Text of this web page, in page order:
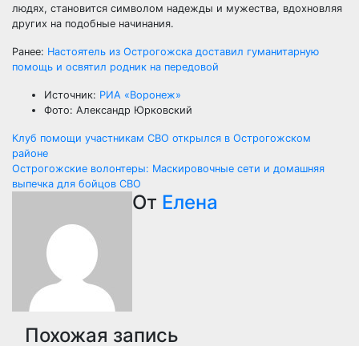
людях, становится символом надежды и мужества, вдохновляя
других на подобные начинания.
Ранее: Настоятель из Острогожска доставил гуманитарную
помощь и освятил родник на передовой
Источник: РИА «Воронеж»
Фото: Александр Юрковский
Навигация
по
Клуб помощи участникам СВО открылся в Острогожском
районе
Острогожские волонтеры: Маскировочные сети и домашняя
выпечка для бойцов СВО
От Елена
Похожая запись